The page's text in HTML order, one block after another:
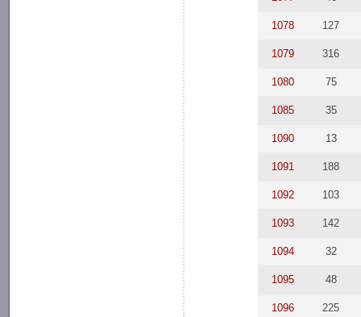
1078 127
1079 316
1080 75
1085 35
1090 13
1091 188
1092 103
1093 142
1094 32
1095 48
1096 225